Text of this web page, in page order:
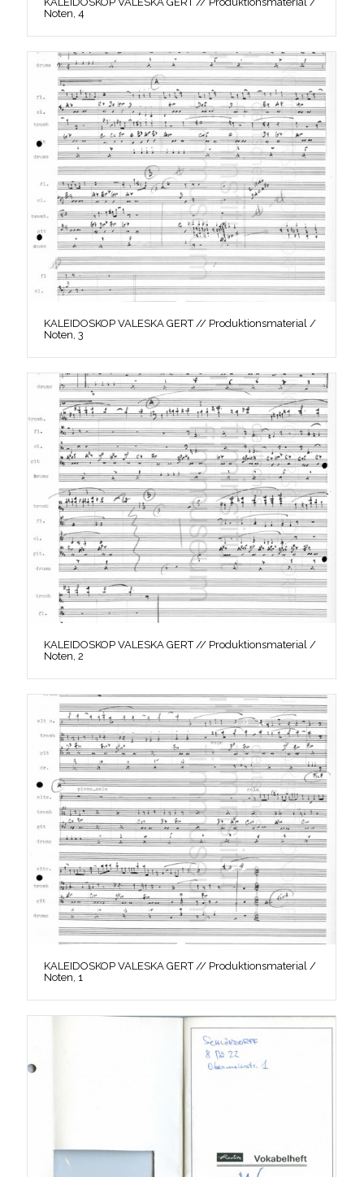
Noten, 4
KALEIDOSKOP VALESKA GERT // Produktionsmaterial /
Noten, 3
KALEIDOSKOP VALESKA GERT // Produktionsmaterial /
Noten, 2
KALEIDOSKOP VALESKA GERT // Produktionsmaterial /
Noten, 1